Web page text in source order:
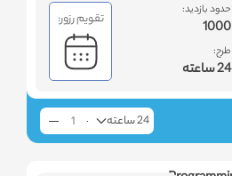
حدود بازدید:
1000
طرح:
24 ساعته
تقویم رزور:
24 ساعته